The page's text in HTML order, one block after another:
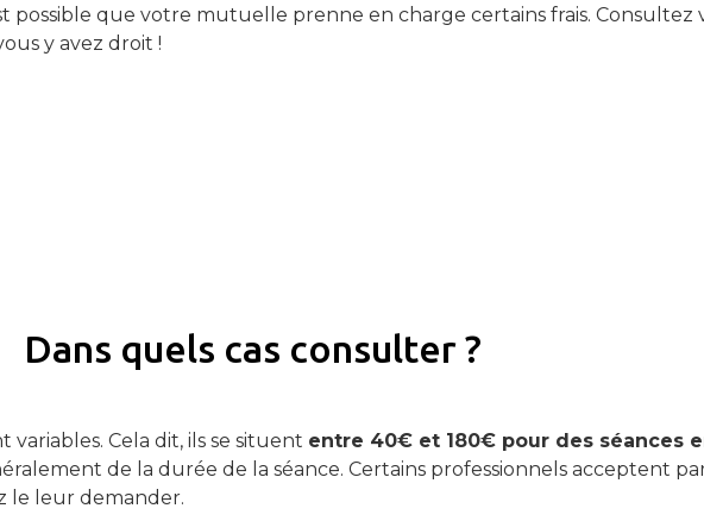
possible que votre mutuelle prenne en charge certains frais.
y avez droit !
Dans quels cas consulter ?
variables. Cela dit, ils se situent entre 40€ et 180€ pour des séances
de la durée de la séance. Certains professionnels acceptent
le leur demander.